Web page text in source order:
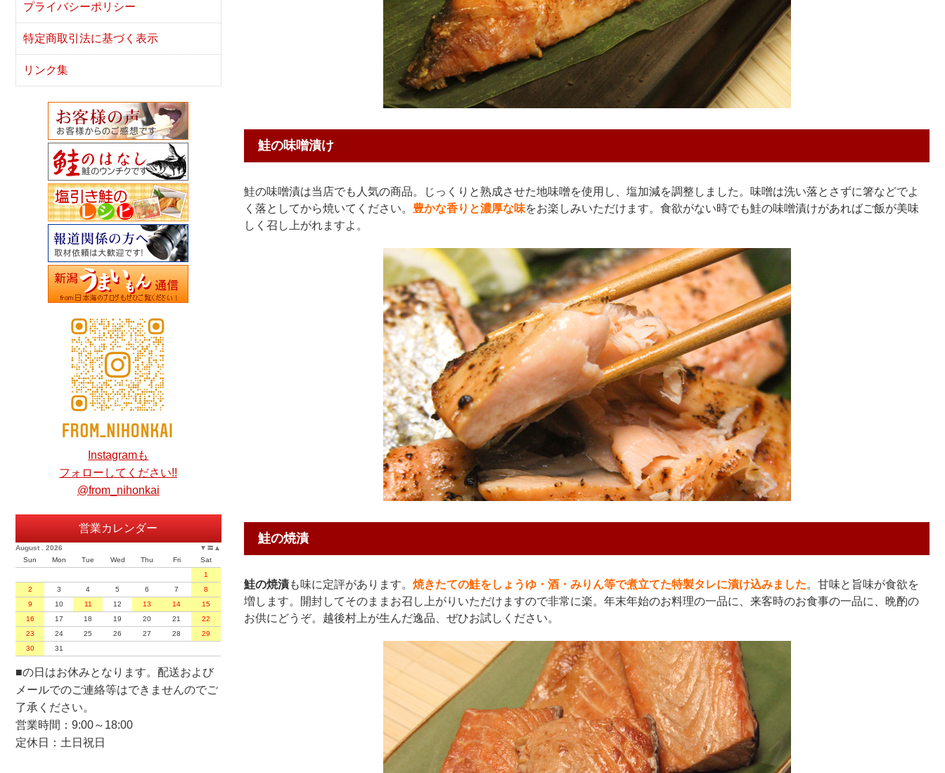
鮭の味噌漬け
鮭の味噌漬は当店でも人気の商品。じっくりと熟成させた地味噌を使用し、塩加減を調整しました。味噌は洗い落とさずに箸などでよ
く落としてから焼いてください。 豊かな香りと濃厚な味をお楽しみいただけます。食欲がない時でも鮭の味噌漬けがあればご飯が美味
しく召し上がれますよ。
鮭の焼漬
鮭の焼漬も味に定評があります。 焼きたての鮭をしょうゆ・酒・みりん等で煮立てた特製タレに漬け込みました。甘味と旨味が食欲を
増します。開封してそのままお召し上がりいただけますので非常に楽。年末年始のお料理の一品に、来客時のお食事の一品に、晩酌の
お供にどうぞ。越後村上が生んだ逸品、ぜひお試しください。
プライバシーポリシー
特定商取引法に基づく表示
リンク集
Instagramも
フォローしてください!!
@from_nihonkai
営業カレンダー
▲
〓
▼
August . 2026
Sun
Mon Tue Wed Thu Fri
Sat
1
2
3 4 5 6 7
8
9
10 11 12 13 14
15
16
17 18 19 20 21
22
23
24 25 26 27 28
29
30
31
■の日はお休みとなります。配送および
メールでのご連絡等はできませんのでご
了承ください。
営業時間：9:00～18:00
定休日：土日祝日